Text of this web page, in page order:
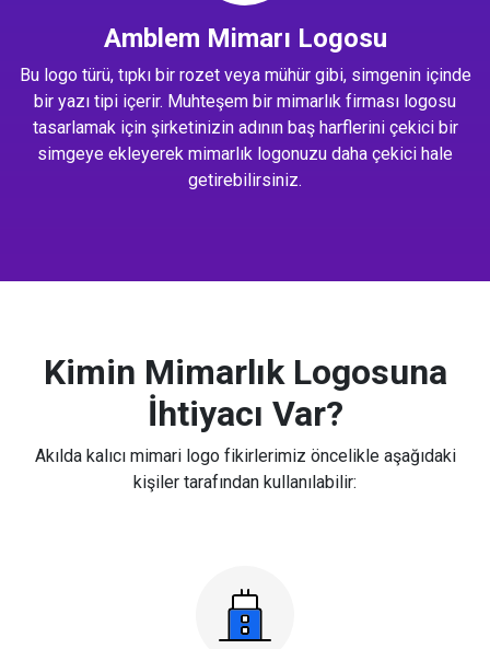
Amblem Mimarı Logosu
Bu logo türü, tıpkı bir rozet veya mühür gibi, simgenin içinde
bir yazı tipi içerir. Muhteşem bir mimarlık firması logosu
tasarlamak için şirketinizin adının baş harflerini çekici bir
simgeye ekleyerek mimarlık logonuzu daha çekici hale
getirebilirsiniz.
Kimin Mimarlık Logosuna
İhtiyacı Var?
Akılda kalıcı mimari logo fikirlerimiz öncelikle aşağıdaki
kişiler tarafından kullanılabilir: